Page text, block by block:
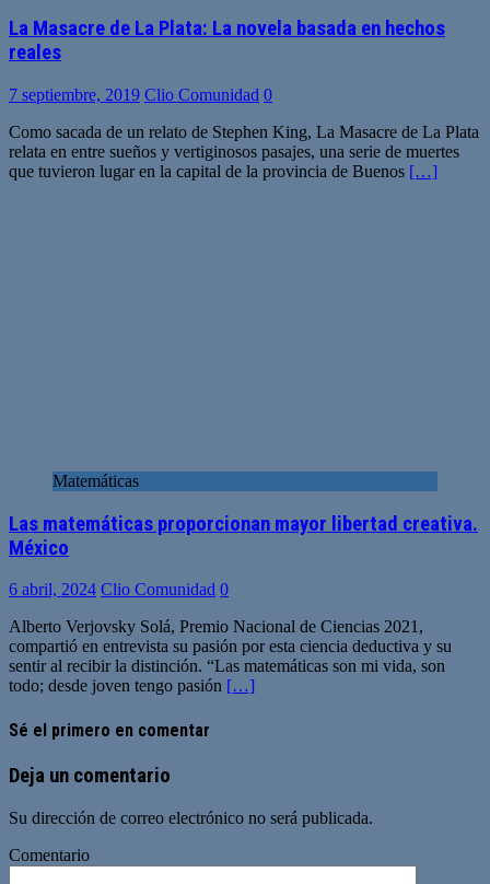
La Masacre de La Plata: La novela basada en hechos
reales
7 septiembre, 2019 Clio Comunidad 0
Como sacada de un relato de Stephen King, La Masacre de La Plata
relata en entre sueños y vertiginosos pasajes, una serie de muertes
que tuvieron lugar en la capital de la provincia de Buenos […]
Matemáticas
Las matemáticas proporcionan mayor libertad creativa.
México
6 abril, 2024 Clio Comunidad 0
Alberto Verjovsky Solá, Premio Nacional de Ciencias 2021,
compartió en entrevista su pasión por esta ciencia deductiva y su
sentir al recibir la distinción. “Las matemáticas son mi vida, son
todo; desde joven tengo pasión […]
Sé el primero en comentar
Deja un comentario
Su dirección de correo electrónico no será publicada.
Comentario